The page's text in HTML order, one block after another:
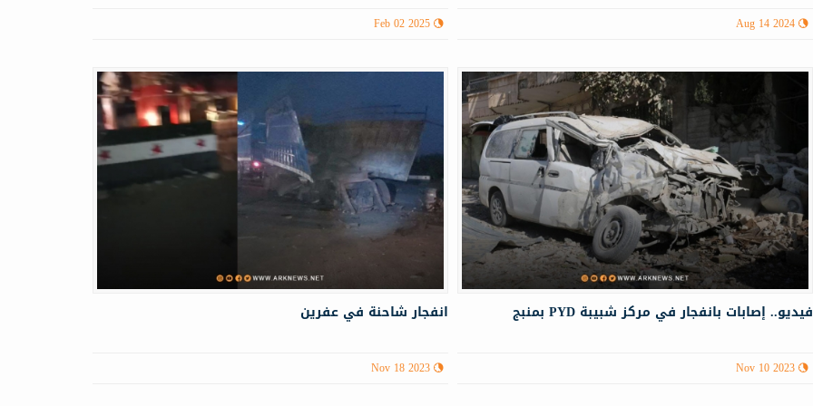
Feb 02 2025 Aug 14 2024
انفجار شاحنة في عفرين
Nov 18 2023
فيديو.. إصابات بانفجار في مركز شبیبة PYD بمنبج
Nov 10 2023